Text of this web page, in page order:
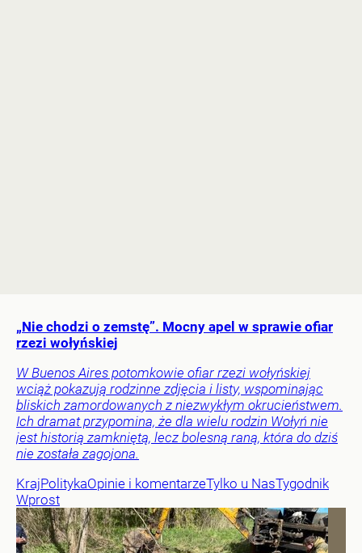
„Nie chodzi o zemstę”. Mocny apel w sprawie ofiar
rzezi wołyńskiej
W Buenos Aires potomkowie ofiar rzezi wołyńskiej
wciąż pokazują rodzinne zdjęcia i listy, wspominając
bliskich zamordowanych z niezwykłym okrucieństwem.
Ich dramat przypomina, że dla wielu rodzin Wołyń nie
jest historią zamkniętą, lecz bolesną raną, która do dziś
nie została zagojona.
KrajPolitykaOpinie i komentarzeTylko u NasTygodnik
Wprost